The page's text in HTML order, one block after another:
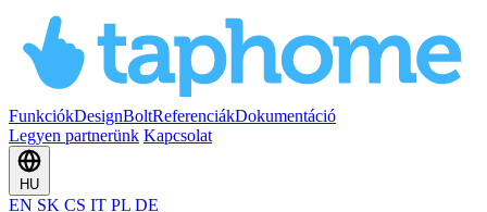
FunkciókDesignBoltReferenciákDokumentáció
Legyen partnerünk Kapcsolat
HU
EN SK CS IT PL DE